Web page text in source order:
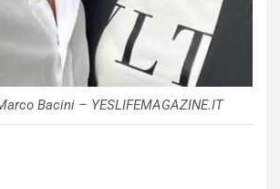
Bacini – YESLIFEMAGAZINE.IT